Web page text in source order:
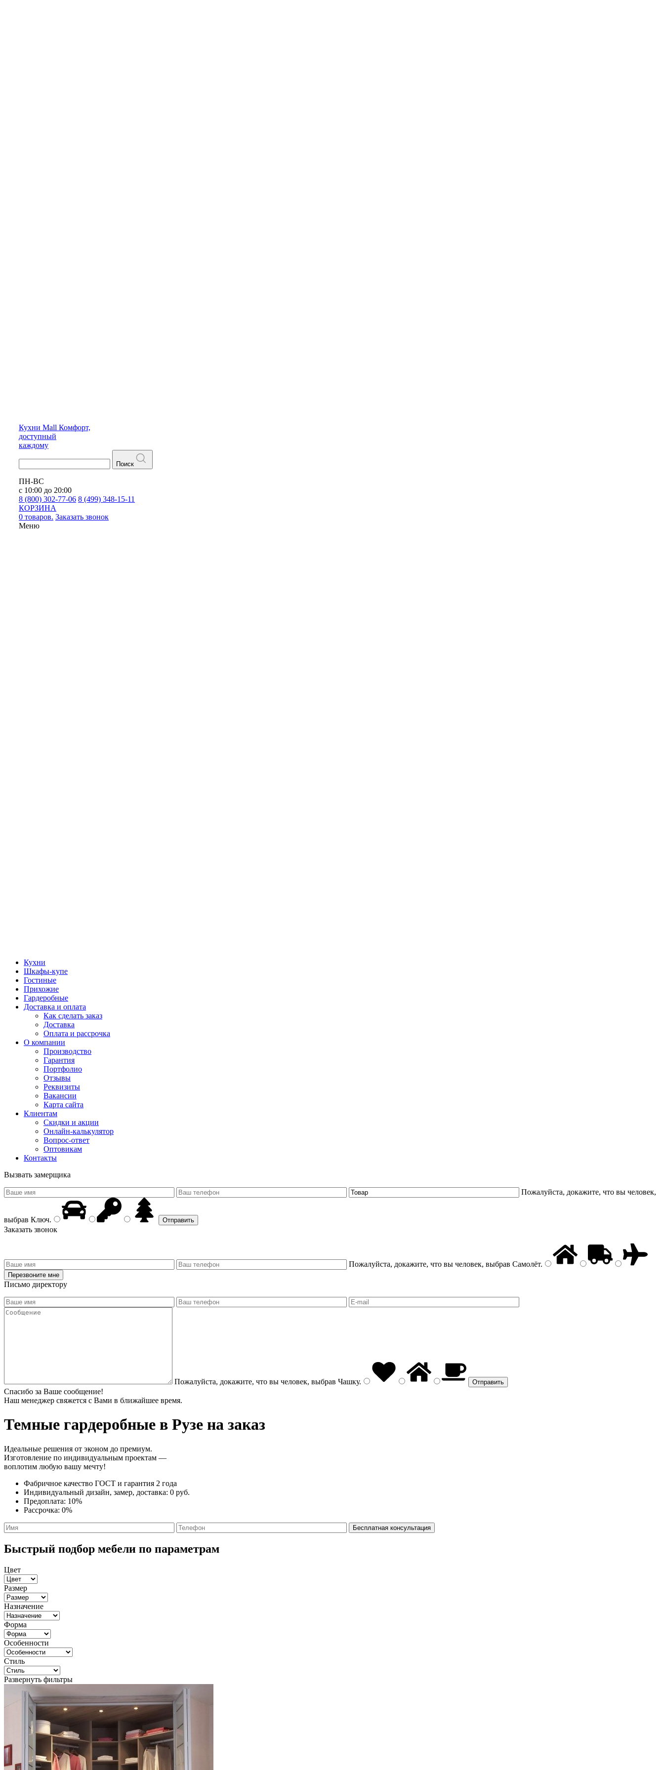
Кухни Mall Комфорт,
доступный
каждому
Поиск
ПН-ВС
с 10:00 до 20:00
8 (800) 302-77-06 8 (499) 348-15-11
КОРЗИНА
0 товаров. Заказать звонок
Меню
Кухни
Шкафы-купе
Гостиные
Прихожие
Гардеробные
Доставка и оплата
Как сделать заказ
Доставка
Оплата и рассрочка
О компании
Производство
Гарантия
Портфолио
Отзывы
Реквизиты
Вакансии
Карта сайта
Клиентам
Скидки и акции
Онлайн-калькулятор
Вопрос-ответ
Оптовикам
Контакты
Вызвать замерщика
Пожалуйста, докажите, что вы человек,
выбрав Ключ.
Заказать звонок
Пожалуйста, докажите, что вы человек, выбрав Самолёт.
Письмо директору
Пожалуйста, докажите, что вы человек, выбрав Чашку.
Спасибо за Ваше сообщение!
Наш менеджер свяжется с Вами в ближайшее время.
Темные гардеробные в Рузе на заказ
Идеальные решения от эконом до премиум.
Изготовление по индивидуальным проектам —
воплотим любую вашу мечту!
Фабричное качество ГОСТ и гарантия 2 года
Индивидуальный дизайн, замер, доставка: 0 руб.
Предоплата: 10%
Рассрочка: 0%
Быстрый подбор мебели по параметрам
Цвет
Размер
Назначение
Форма
Особенности
Стиль
Развернуть фильтры